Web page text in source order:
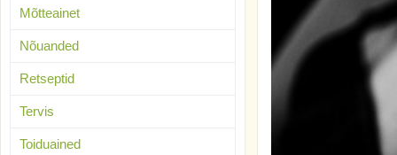
Mõtteainet
Nõuanded
Retseptid
Tervis
Toiduained